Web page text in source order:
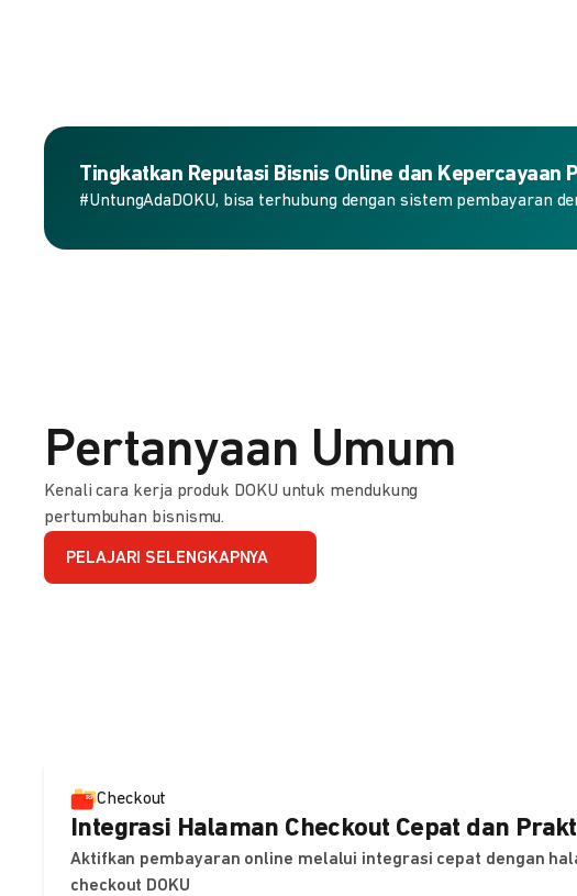
Tingkatkan Reputasi Bisnis Online dan Kepercayaan
#UntungAdaDOKU, bisa terhubung dengan sistem pembayaran
Pertanyaan Umum
Kenali cara kerja produk DOKU untuk mendukung
pertumbuhan bisnismu.
PELAJARI SELENGKAPNYA
Checkout
Integrasi Halaman Checkout Cepat dan
Aktifkan pembayaran online melalui integrasi cepat dengan
checkout DOKU